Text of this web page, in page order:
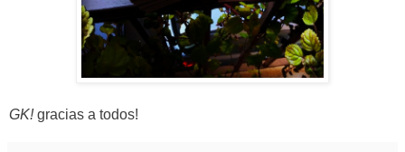
GK!gracias a todos!